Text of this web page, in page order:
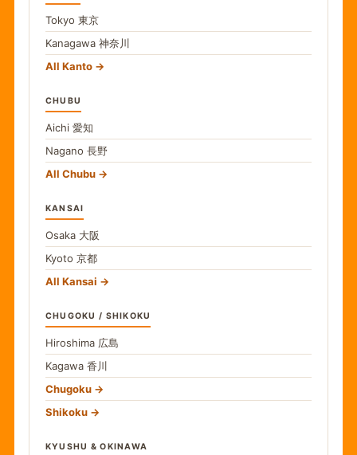
Tokyo 東京
Kanagawa 神奈川
All Kanto
CHUBU
Aichi 愛知
Nagano 長野
All Chubu
KANSAI
Osaka 大阪
Kyoto 京都
All Kansai
CHUGOKU / SHIKOKU
Hiroshima 広島
Kagawa 香川
Chugoku
Shikoku
KYUSHU & OKINAWA